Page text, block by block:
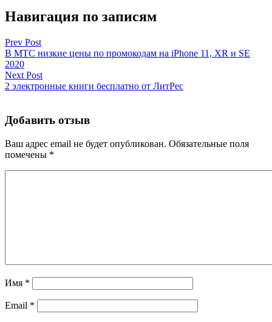
Навигация по записям
Prev Post
В МТС низкие цены по промокодам на iPhone 11, XR и SE
2020
Next Post
2 электронные книги бесплатно от ЛитРес
Добавить отзыв
Ваш адрес email не будет опубликован. Обязательные поля
помечены *
Имя *
Email *